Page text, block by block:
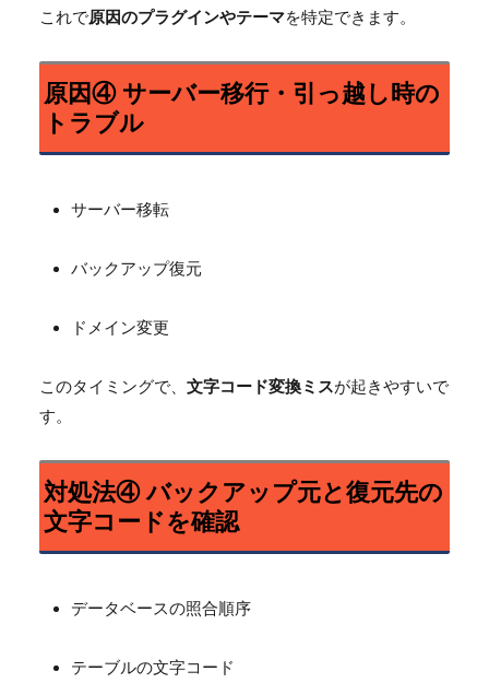
これで原因のプラグインやテーマを特定できます。
原因④ サーバー移行・引っ越し時の
トラブル
サーバー移転
バックアップ復元
ドメイン変更
このタイミングで、 文字コード変換ミスが起きやすいで
す。
対処法④ バックアップ元と復元先の
文字コードを確認
データベースの照合順序
テーブルの文字コード